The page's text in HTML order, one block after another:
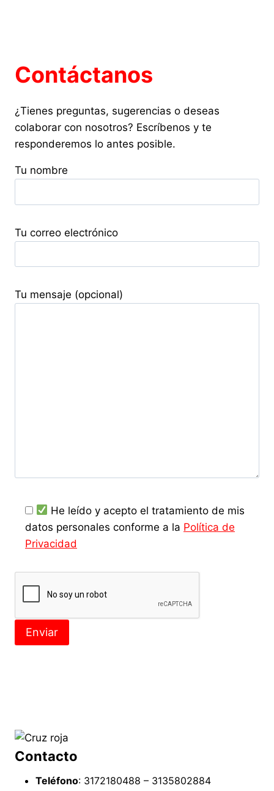
Contáctanos
¿Tienes preguntas, sugerencias o deseas
colaborar con nosotros? Escríbenos y te
responderemos lo antes posible.
Tu nombre
Tu correo electrónico
Tu mensaje (opcional)
He leído y acepto el tratamiento de mis
datos personales conforme a la Política de
Privacidad
Contacto
Teléfono: 3172180488 – 3135802884